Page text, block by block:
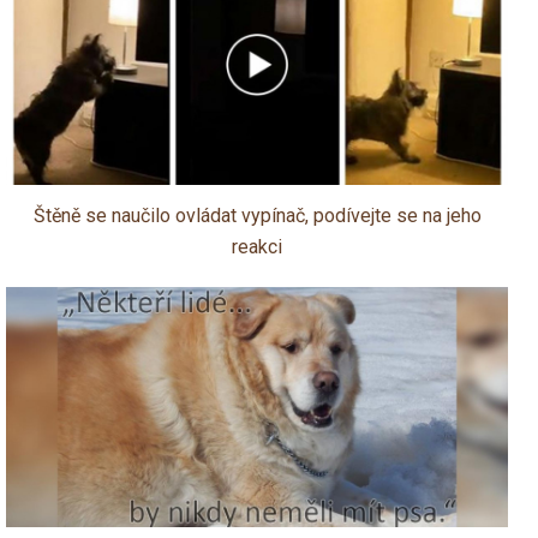
Štěně se naučilo ovládat vypínač, podívejte se na jeho
reakci